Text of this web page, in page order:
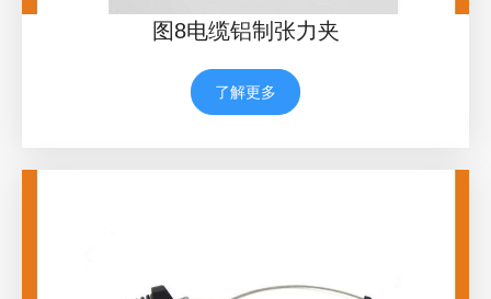
图8电缆铝制张力夹
了解更多